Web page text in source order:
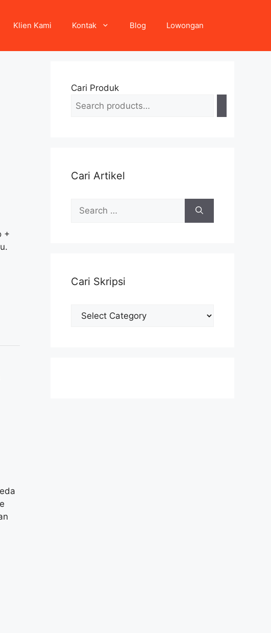
Klien Kami Kontak Blog Lowongan
+
Cari Produk
Cari Artikel
Search
for:
Cari Skripsi
Cari